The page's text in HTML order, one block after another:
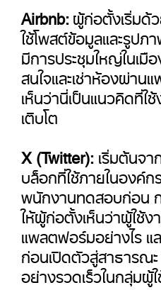
Airbnb:ผู้ก่อตั้งเริ่มด้
ใช้โพสต์ข้อมูลและรูป
มีการประชุมใหญ่ในเมื
สนใจและเช่าห้องผ่าน
เห็นว่านี่เป็นแนวคิดที่ใ
เติบโต
X (Twitter):เริ่มต้นจ
บล็อกที่ใช้ภายในองค์ก
พนักงานทดสอบก่อน
ให้ผู้ก่อตั้งเห็นว่าผู้ใช้
แพลตฟอร์มอย่างไร แ
ก่อนเปิดตัวสู่สาธารณ
อย่างรวดเร็วในกลุ่มผู้